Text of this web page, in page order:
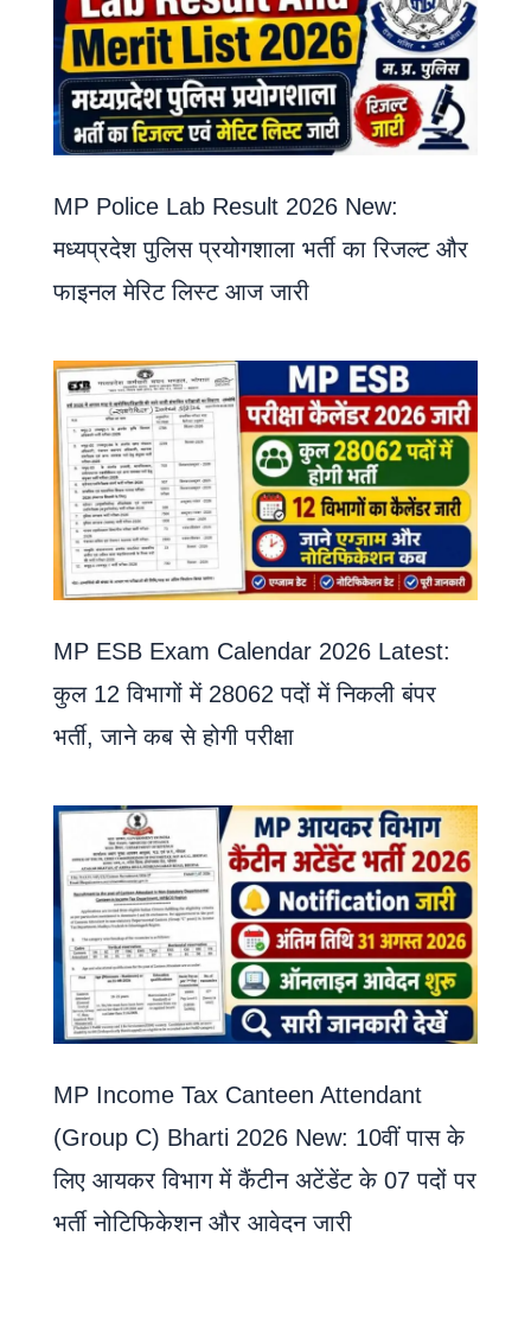
MP Police Lab Result 2026 New:
मध्यप्रदेश पुलिस प्रयोगशाला भर्ती का रिजल्ट और
फाइनल मेरिट लिस्ट आज जारी
MP ESB Exam Calendar 2026 Latest:
कुल 12 विभागों में 28062 पदों में निकली बंपर
भर्ती, जाने कब से होगी परीक्षा
MP Income Tax Canteen Attendant
(Group C) Bharti 2026 New: 10वीं पास के
लिए आयकर विभाग में कैंटीन अटेंडेंट के 07 पदों पर
भर्ती नोटिफिकेशन और आवेदन जारी